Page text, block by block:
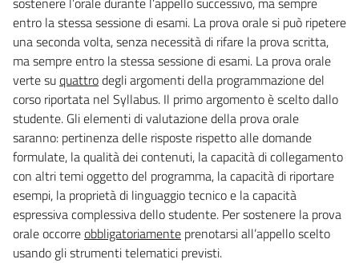
entro la stessa sessione di esami. La prova orale si può ripetere
una seconda volta, senza necessità di rifare la prova scritta,
ma sempre entro la stessa sessione di esami. La prova orale
verte suquattrodegli argomenti della programmazione del
corso riportata nel Syllabus. Il primo argomento è scelto dallo
studente. Gli elementi di valutazione della prova orale
saranno: pertinenza delle risposte rispetto alle domande
formulate, la qualità dei contenuti, la capacità di collegamento
con altri temi oggetto del programma, la capacità di riportare
esempi, la proprietà di linguaggio tecnico e la capacità
espressiva complessiva dello studente. Per sostenere la prova
orale occorreobbligatoriamente prenotarsi all’appello scelto
usando gli strumenti telematici previsti.